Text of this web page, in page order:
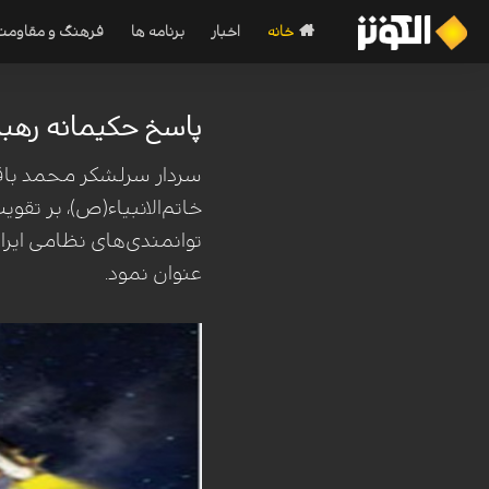
خانه اخبار برنامه ها فرهنگ و
پاسخ حکیمانه
سردار سرلشکر محمد
خاتم‌الانبیاء(ص)، بر
عنوان نمود.